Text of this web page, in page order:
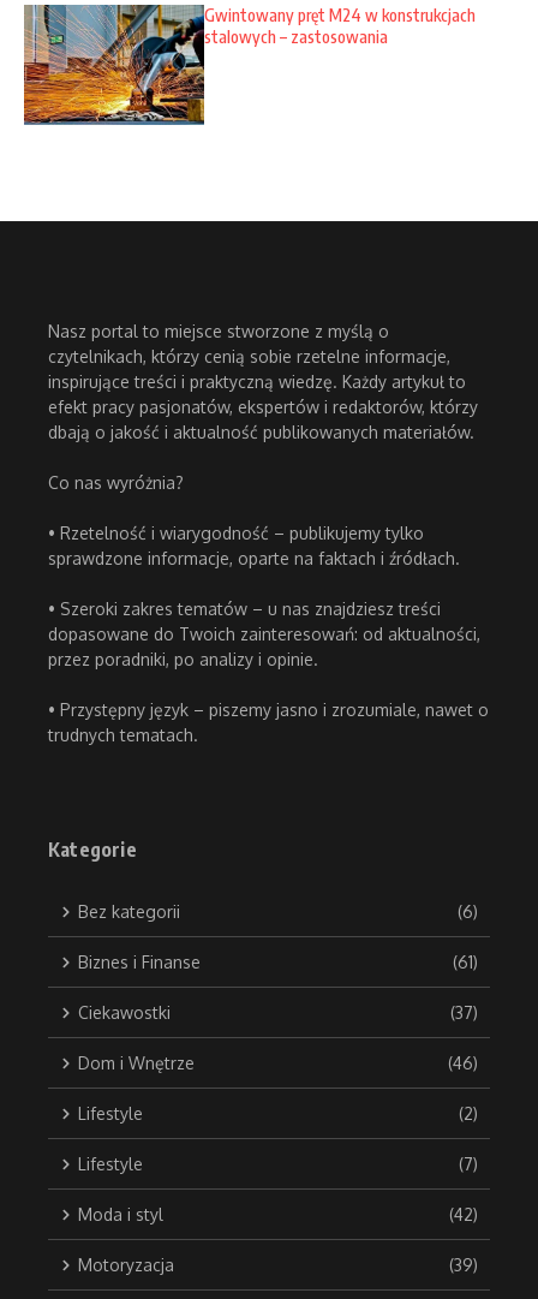
Gwintowany pręt M24 w konstrukcjach
stalowych – zastosowania
Nasz portal to miejsce stworzone z myślą o
czytelnikach, którzy cenią sobie rzetelne informacje,
inspirujące treści i praktyczną wiedzę. Każdy artykuł to
efekt pracy pasjonatów, ekspertów i redaktorów, którzy
dbają o jakość i aktualność publikowanych materiałów.
Co nas wyróżnia?
• Rzetelność i wiarygodność – publikujemy tylko
sprawdzone informacje, oparte na faktach i źródłach.
• Szeroki zakres tematów – u nas znajdziesz treści
dopasowane do Twoich zainteresowań: od aktualności,
przez poradniki, po analizy i opinie.
• Przystępny język – piszemy jasno i zrozumiale, nawet o
trudnych tematach.
Kategorie
Bez kategorii (6)
Biznes i Finanse (61)
Ciekawostki (37)
Dom i Wnętrze (46)
Lifestyle (2)
Lifestyle (7)
Moda i styl (42)
Motoryzacja (39)